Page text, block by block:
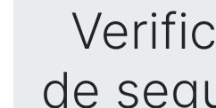
de